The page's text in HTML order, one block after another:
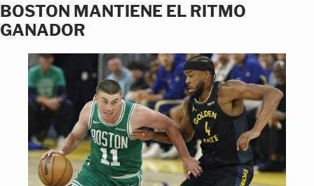
BOSTON MANTIENE EL RITMO
GANADOR